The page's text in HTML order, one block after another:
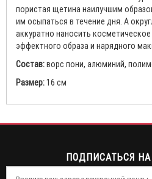
пористая щетина наилучшим
им осыпаться в течение дня. А
аккуратно наносить
эффектного образа и нарядного
Состав:ворс пони, алюминий,
Размер:16 см
ПОДПИСАТЬСЯ